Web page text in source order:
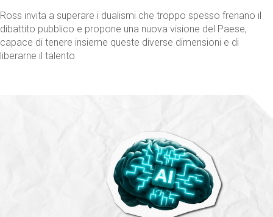
Ross invita a superare i dualismi che troppo spesso frenano il
dibattito pubblico e propone una nuova visione del Paese,
capace di tenere insieme queste diverse dimensioni e di
liberarne il talento